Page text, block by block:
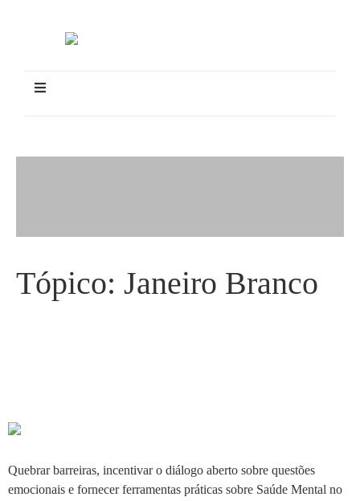
Tópico: Janeiro Branco
Quebrar barreiras, incentivar o diálogo aberto sobre questões
emocionais e fornecer ferramentas práticas sobre Saúde Mental no